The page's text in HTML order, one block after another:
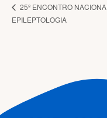
25º ENCONTRO
EPILEPTOLOGIA